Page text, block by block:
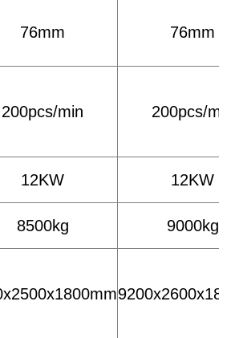
76mm 76mm
200pcs/min 200pcs/
12KW
12KW
8500kg
9000kg